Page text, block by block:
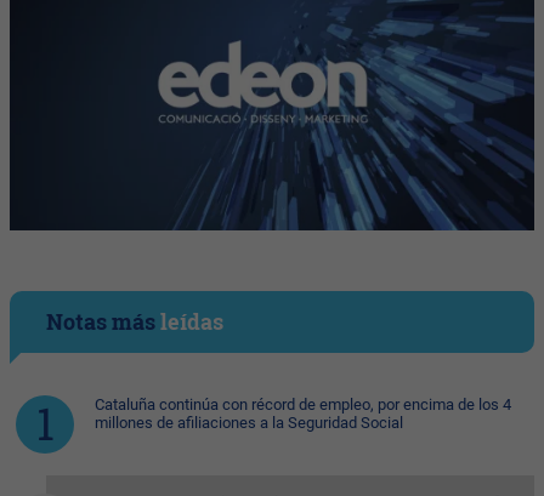
Notas másleídas
Cataluña continúa con récord de empleo, por encima de los 4
millones de afiliaciones a la Seguridad Social